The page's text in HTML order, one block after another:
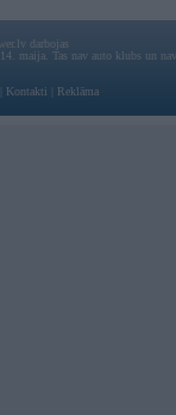
darbojas
maija. Tas nav auto klubs un
Kontakti Reklāma